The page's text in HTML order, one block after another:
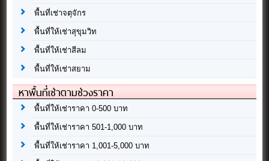
พื้นที่เช่าจตุจักร
พื้นที่ให้เช่าสุขุมวิท
พื้นที่ให้เช่าสีลม
พื้นที่ให้เช่าสยาม
หาพื้นที่เช่าตามช่วงราคา
พื้นที่ให้เช่าราคา 0-500 บาท
พื้นที่ให้เช่าราคา 501-1,000 บาท
พื้นที่ให้เช่าราคา 1,001-5,000 บาท